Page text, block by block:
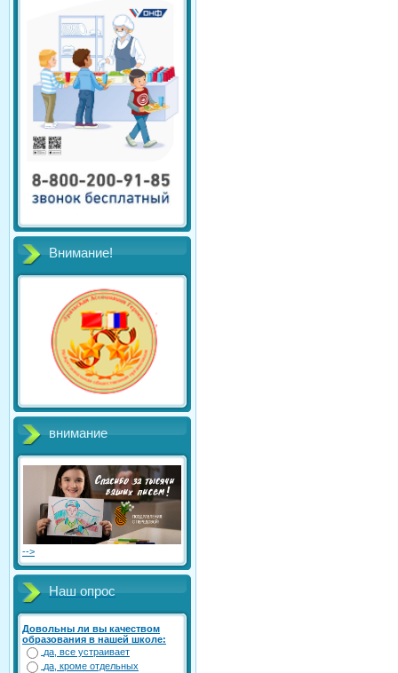
Внимание!
внимание
-->
Наш опрос
Довольны ли вы качеством
образования в нашей школе:
да, все устраивает
да, кроме отдельных